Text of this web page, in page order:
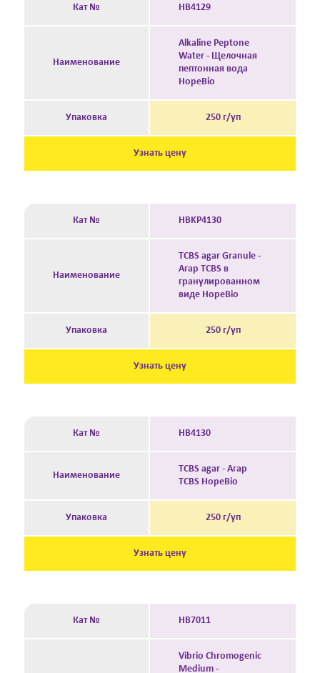
Кат № HB4129
Наименование
Alkaline Peptone
Water - Щелочная
пептонная вода
HopeBio
Упаковка 250 г/уп
Узнать цену
Кат № HBKP4130
Наименование
TCBS agar Granule -
Агар TCBS в
гранулированном
виде HopeBio
Упаковка 250 г/уп
Узнать цену
Кат № HB4130
Наименование
TCBS agar - Агар
TCBS HopeBio
Упаковка 250 г/уп
Узнать цену
Кат № HB7011
Vibrio Chromogenic
Medium -